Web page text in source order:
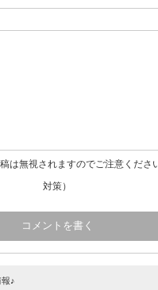
は無視されますのでご注意くださ
対策）
♪